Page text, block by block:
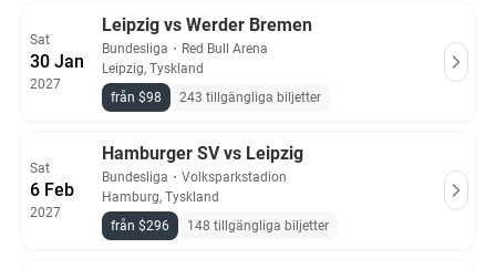
Sat
30 Jan
2027
Leipzig vs Werder Bremen
Bundesliga ・ Red Bull Arena
Leipzig, Tyskland
från $98
243 tillgängliga biljetter
Sat
6 Feb
2027
Hamburger SV vs Leipzig
Bundesliga ・ Volksparkstadion
Hamburg, Tyskland
från $296
148 tillgängliga biljetter